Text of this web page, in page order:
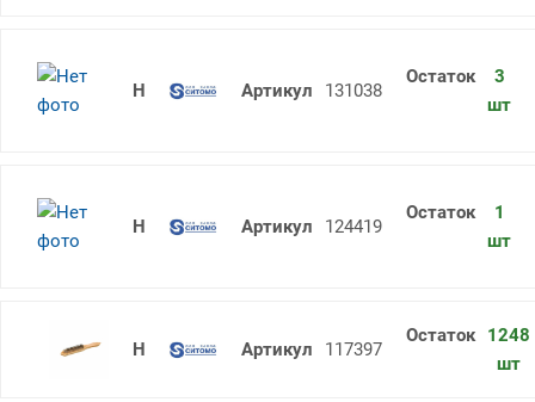
Центр вращения А-1-4-Н SITOMO
131038
3
шт
Центр вращения А-1-6-У SITOMO
124419
1
шт
Щетка металлическая ручная 290
117397
1248
шт